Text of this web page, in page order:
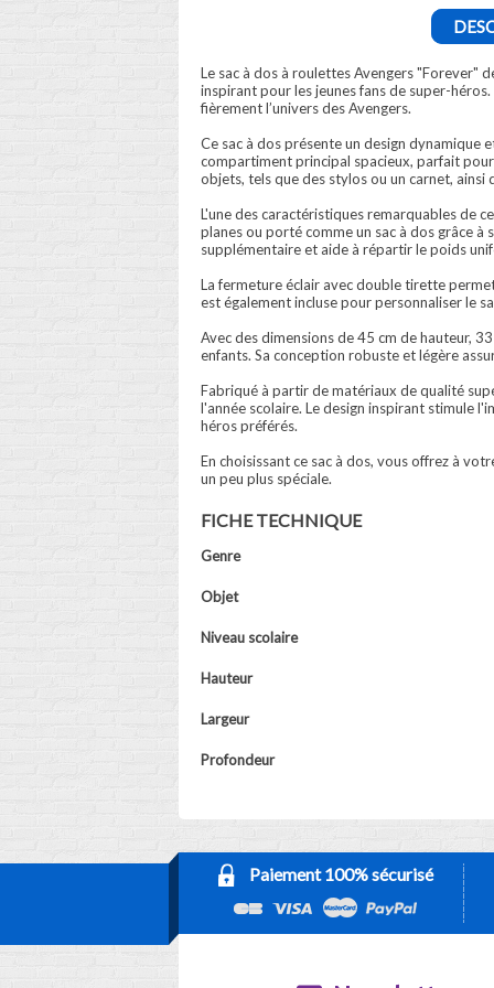
Le sac à dos à roulettes Avengers "Forever"
inspirant pour les jeunes fans de super-
fièrement l’univers des Avengers.
Ce sac à dos présente un design dynamique
compartiment principal spacieux, parfait
objets, tels que des stylos ou un carnet,
L'une des caractéristiques remarquables de
planes ou porté comme un sac à dos grâce
supplémentaire et aide à répartir le poids
La fermeture éclair avec double tirette
est également incluse pour personnaliser le
Avec des dimensions de 45 cm de hauteur,
enfants. Sa conception robuste et légère
Fabriqué à partir de matériaux de qualité
l'année scolaire. Le design inspirant stimule
héros préférés.
En choisissant ce sac à dos, vous offrez à
un peu plus spéciale.
FICHE TECHNIQUE
Genre
Objet
Niveau scolaire
Hauteur
Largeur
Profondeur
Paiement 100% sécurisé